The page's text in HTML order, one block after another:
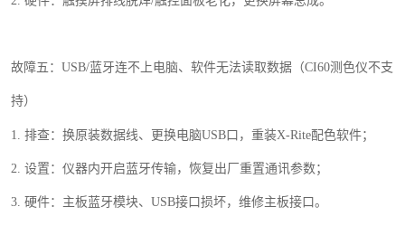
故障五： USB/蓝牙连不上电脑、软件无法读取数据 （CI60测色仪不支
持）
1. 排查：换原装数据线、更换电脑USB 口，重装X-Rite配色软件；
2. 设置：仪器内开启蓝牙传输，恢复出厂重置通讯参数；
3. 硬件：主板蓝牙模块、 USB接口损坏，维修主板接口。